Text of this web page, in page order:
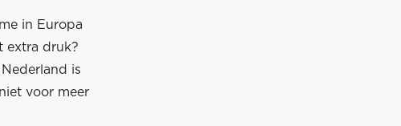
in Europa
extra druk?
is
voor meer